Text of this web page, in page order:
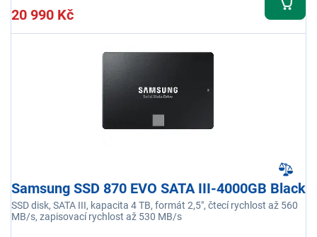
20 990 Kč
Samsung SSD 870 EVO SATA III-4000GB Black
SSD disk, SATA III, kapacita 4 TB, formát 2,5", čtecí rychlost až 560
MB/s, zapisovací rychlost až 530 MB/s